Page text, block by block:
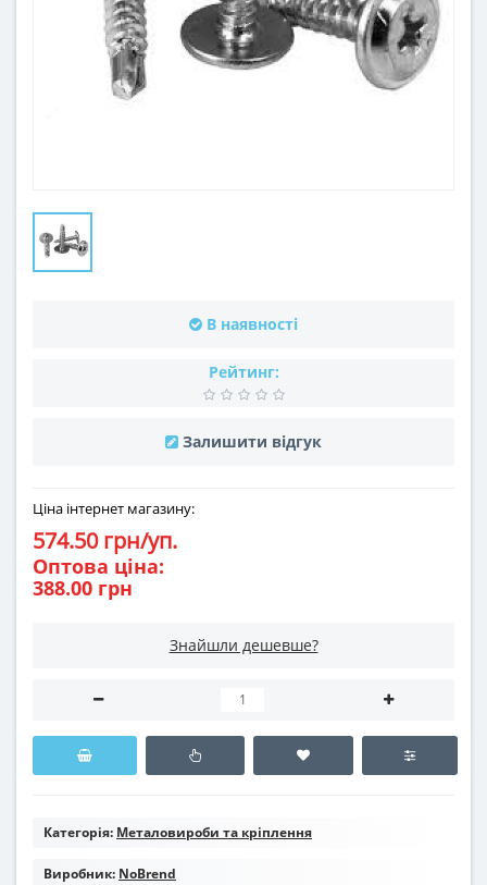
В наявності
Рейтинг:
Залишити відгук
Ціна інтернет магазину:
574.50 грн/уп.
Оптова ціна:
388.00 грн
Знайшли дешевше?
Категорія: Металовироби та кріплення
Виробник: NoBrend